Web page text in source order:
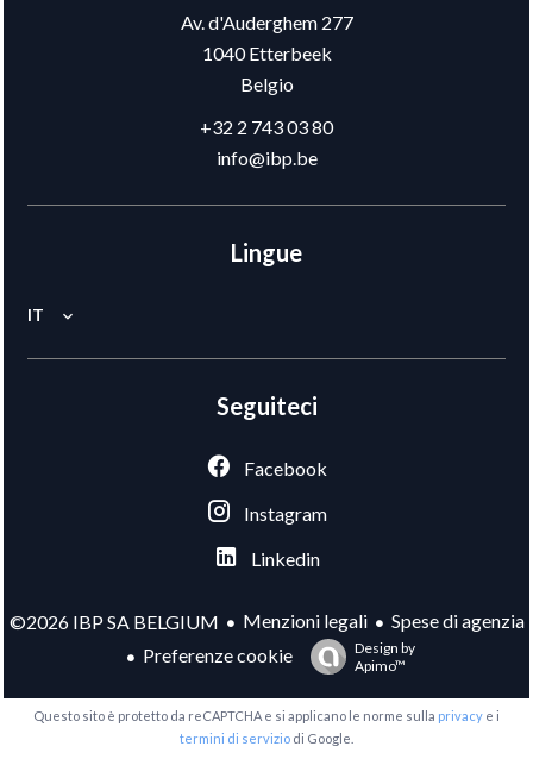
Av. d'Auderghem 277
1040Etterbeek
Belgio
+32 2 743 03 80
info@ibp.be
Lingue
IT
Seguiteci
Facebook
Instagram
Linkedin
©2026 IBP SA BELGIUM Menzioni legali
Spese di agenzia
Preferenze cookie
Design by
Apimo™
Questo sito è protetto da reCAPTCHA e si applicano le norme sulla privacy e i
termini di servizio di Google.